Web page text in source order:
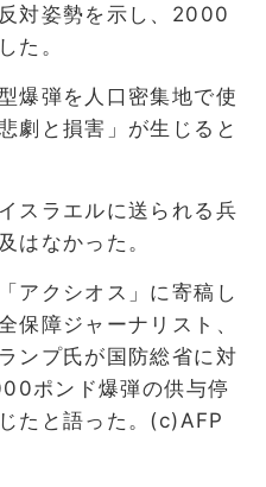
対姿勢を示し、2000
た。
爆弾を人口密集地で使
劇と損害」が生じると
スラエルに送られる兵
はなかった。
アクシオス」に寄稿し
保障ジャーナリスト、
ンプ氏が国防総省に対
ポンド爆弾の供与停
たと語った。(c)AFP